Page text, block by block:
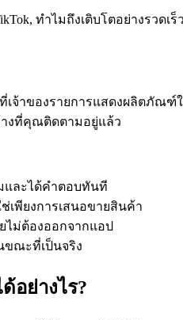
ทำไมถึงเติบโตอย่างรวด
จ้าของรายการแสดงผลิตภัณ
งที่คุณติดตามอยู่แล้ว
และได้คำตอบทันที
เพียงการเสนอขายสินค้า
ไม่ต้องออกจากแอป
ณะที่เป็นจริง
อย่างไร?